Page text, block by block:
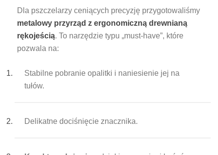
Dla pszczelarzy ceniących precyzję przygotowaliśmy
metalowy przyrząd z ergonomiczną drewnianą
rękojeścią. To narzędzie typu „must-have”, które
pozwala na:
Stabilne pobranie opalitki i naniesienie jej na
tułów.
Delikatne dociśnięcie znacznika.